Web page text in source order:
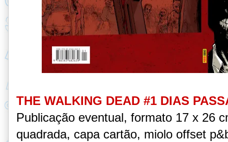
THE WALKING DEAD #1 DIAS
Publicação eventual, formato 17 x 26
quadrada, capa cartão, miolo offset